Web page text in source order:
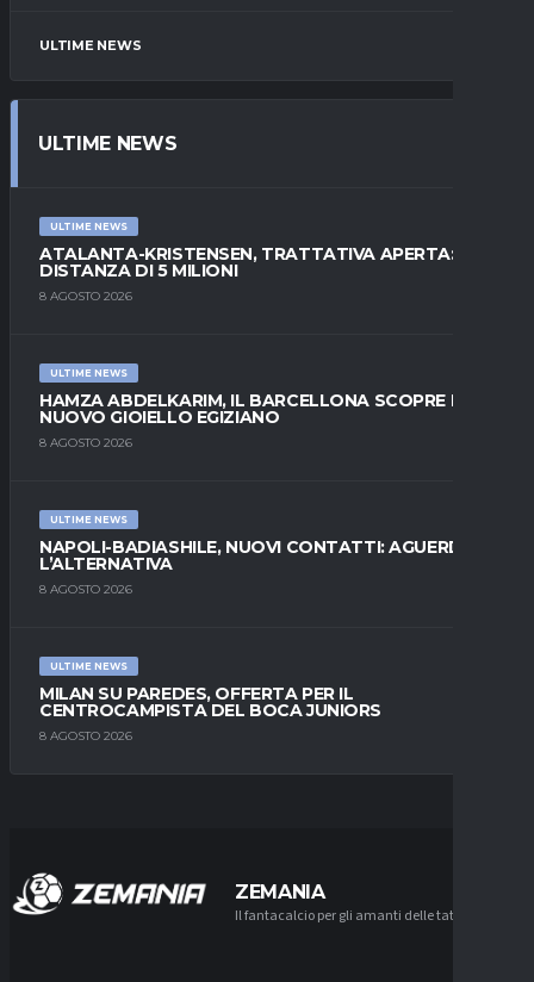
ULTIME NEWS
ULTIME NEWS
ULTIME NEWS
ATALANTA-KRISTENSEN, TRATTATIVA APERTA:
DISTANZA DI 5 MILIONI
8 AGOSTO 2026
ULTIME NEWS
HAMZA ABDELKARIM, IL BARCELLONA SCOPRE IL
NUOVO GIOIELLO EGIZIANO
8 AGOSTO 2026
ULTIME NEWS
NAPOLI-BADIASHILE, NUOVI CONTATTI: AGUERD È
L’ALTERNATIVA
8 AGOSTO 2026
ULTIME NEWS
MILAN SU PAREDES, OFFERTA PER IL
CENTROCAMPISTA DEL BOCA JUNIORS
8 AGOSTO 2026
ZEMANIA
Il fantacalcio per gli amanti delle tattiche